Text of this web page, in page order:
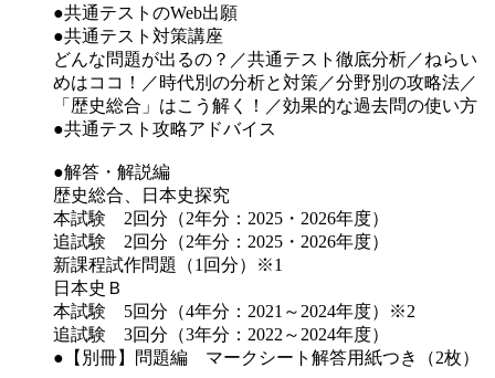
●共通テストのWeb出願
●共通テスト対策講座
どんな問題が出るの？／共通テスト徹底分析／ねらい
めはココ！／時代別の分析と対策／分野別の攻略法／
「歴史総合」はこう解く！／効果的な過去問の使い方
●共通テスト攻略アドバイス
●解答・解説編
歴史総合、日本史探究
本試験 2回分（2年分：2025・2026年度）
追試験 2回分（2年分：2025・2026年度）
新課程試作問題（1回分）※1
日本史Ｂ
本試験 5回分（4年分：2021～2024年度）※2
追試験 3回分（3年分：2022～2024年度）
●【別冊】問題編 マークシート解答用紙つき（2枚）